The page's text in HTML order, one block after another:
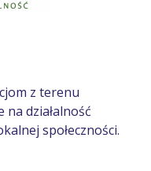
z terenu
działalność
społeczności.